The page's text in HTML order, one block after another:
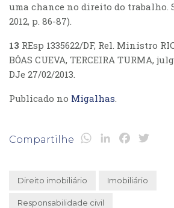
uma chance no direito do trabalho.
2012, p. 86-87).
13 REsp 1335622/DF, Rel. Ministro
BÔAS CUEVA, TERCEIRA TURMA,
DJe 27/02/2013.
Publicado no Migalhas.
Compartilhe WhatsApp
LinkedInFacebook
Direito imobiliário Imobiliário
Responsabilidade civil